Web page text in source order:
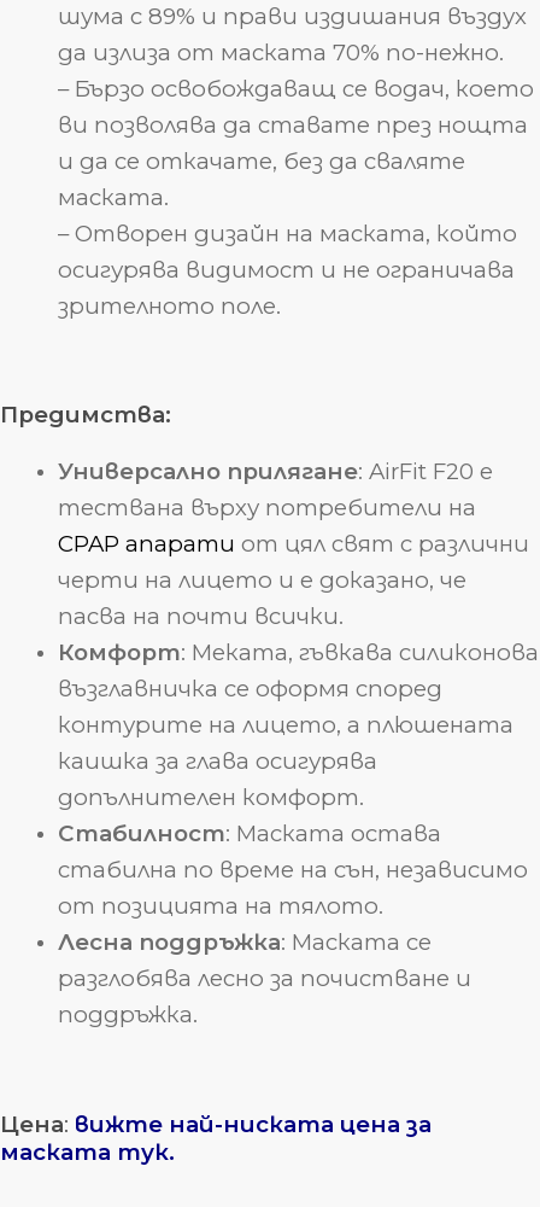
шума с 89% и прави издишания въздух
да излиза от маската 70% по-нежно.
– Бързо освобождаващ се водач, което
ви позволява да ставате през нощта
и да се откачате, без да сваляте
маската.
– Отворен дизайн на маската, който
осигурява видимост и не ограничава
зрителното поле.
Предимства:
Универсално прилягане: AirFit F20 е
тествана върху потребители на
CPAP апарати от цял свят с различни
черти на лицето и е доказано, че
пасва на почти всички.
Комфорт: Меката, гъвкава силиконова
възглавничка се оформя според
контурите на лицето, а плюшената
каишка за глава осигурява
допълнителен комфорт.
Стабилност: Маската остава
стабилна по време на сън, независимо
от позицията на тялото.
Лесна поддръжка: Маската се
разглобява лесно за почистване и
поддръжка.
Цена: вижте най-ниската цена за
маската тук.